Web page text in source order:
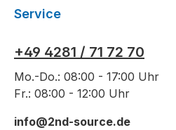
Service
+49 4281 / 71 72 70
Mo.-Do.: 08:00 - 17:00 Uhr
Fr.: 08:00 - 12:00 Uhr
info@2nd-source.de